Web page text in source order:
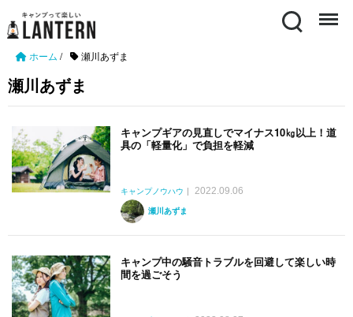
Search Menu
ホーム / 瀬川あずま
瀬川あずま
キャンプギアの見直しでマイナス10㎏以上！道
具の「軽量化」で負担を軽減
キャンプノウハウ
2022.09.06
瀬川あずま
キャンプ中の騒音トラブルを回避して楽しい時
間を過ごそう